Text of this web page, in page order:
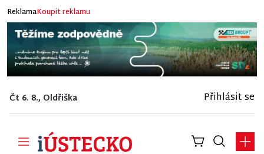
ReklamaKoupit reklamu
Čt 6. 8., Oldřiška Přihlásit se